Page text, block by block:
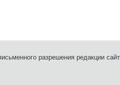
разрешения редакции